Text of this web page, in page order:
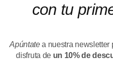
con tu
Apúntatea nuestra newsletter
disfruta de un 10% de